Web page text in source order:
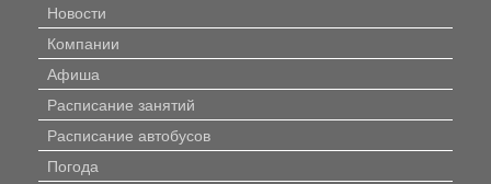
Новости
Компании
Афиша
Расписание занятий
Расписание автобусов
Погода